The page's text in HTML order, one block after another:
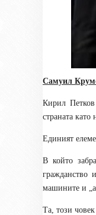
Самуил
Кирил
страната като
Единият
В който
гражданство
машините и
Та, този